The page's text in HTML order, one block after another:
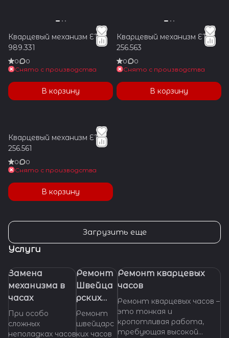
Кварцевый механизм ETA
989.331
0
0
Снято с производства
В корзину
Кварцевый механизм ETA
256.563
0
0
Снято с производства
В корзину
Кварцевый механизм ETA
256.561
0
0
Снято с производства
В корзину
Загрузить еще
Услуги
Замена
механизма в
часах
При особо
сложных
неполадках часов
Ремонт
Швейца
рских
часов
Ремонт
швейцарс
ких часов
Ремонт кварцевых
часов
Ремонт кварцевых часов –
это тонкая и
кропотливая работа,
требующая высокой